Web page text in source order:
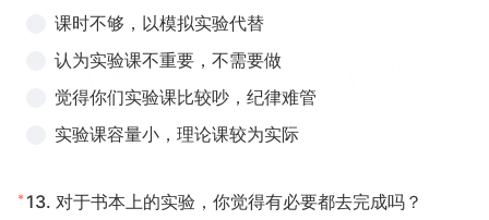
课时不够，以模拟实验代替
认为实验课不重要，不需要做
觉得你们实验课比较吵，纪律难管
实验课容量小，理论课较为实际
* 13. 对于书本上的实验，你觉得有必要都去完成吗？